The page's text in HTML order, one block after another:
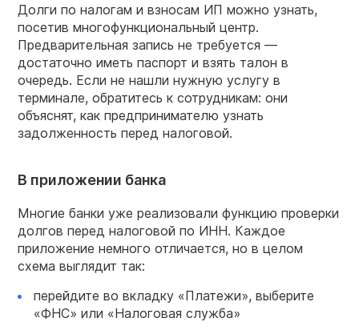
Долги по налогам и взносам ИП можно узнать,
посетив многофункциональный центр.
Предварительная запись не требуется —
достаточно иметь паспорт и взять талон в
очередь. Если не нашли нужную услугу в
терминале, обратитесь к сотрудникам: они
объяснят, как предпринимателю узнать
задолженность перед налоговой.
В приложении банка
Многие банки уже реализовали функцию проверки
долгов перед налоговой по ИНН. Каждое
приложение немного отличается, но в целом
схема выглядит так:
перейдите во вкладку «Платежи», выберите
«ФНС» или «Налоговая служба»